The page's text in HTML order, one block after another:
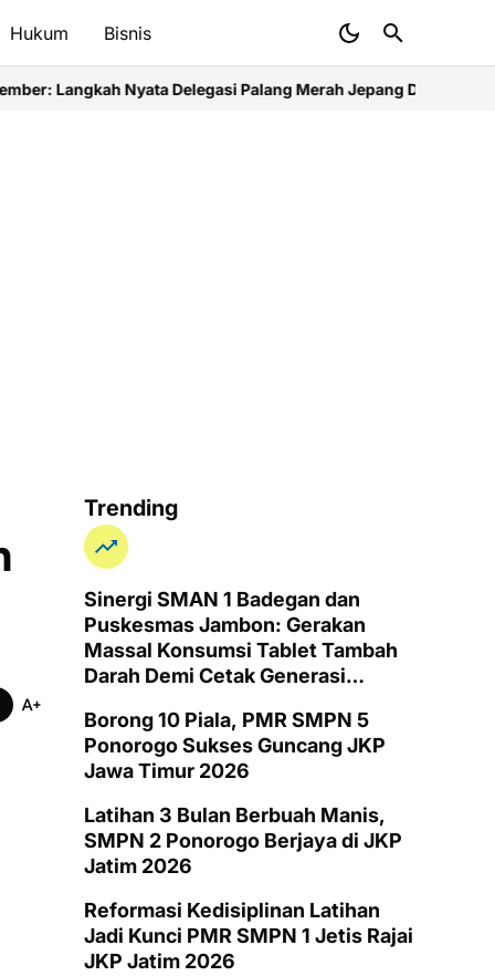
Hukum Bisnis
Palang Merah Jepang Dampingi Relawan dan Sekolah
peristiwa PMI
Trending
Sinergi SMAN 1 Badegan dan
Puskesmas Jambon: Gerakan
Massal Konsumsi Tablet Tambah
Darah Demi Cetak Generasi
Anemia
Borong 10 Piala, PMR SMPN 5
Ponorogo Sukses Guncang JKP
Jawa Timur 2026
Latihan 3 Bulan Berbuah Manis,
SMPN 2 Ponorogo Berjaya di JKP
Jatim 2026
Reformasi Kedisiplinan Latihan
Jadi Kunci PMR SMPN 1 Jetis Rajai
JKP Jatim 2026